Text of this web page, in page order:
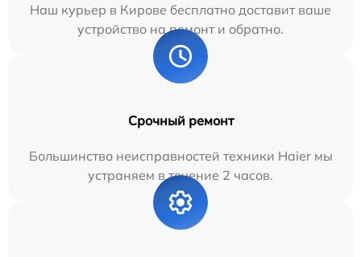
Наш курьер в Кирове бесплатно доставит ваше
устройство на ремонт и обратно.
Срочный ремонт
Большинство неисправностей техники Haier мы
устраняем в течение 2 часов.